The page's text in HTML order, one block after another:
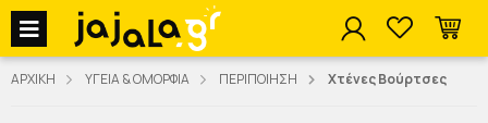
jajala Menu
ΑΡΧΙΚΗ ΥΓΕΙΑ & ΟΜΟΡΦΙΑ ΠΕΡΙΠΟΙΗΣΗ Χτένες Βούρτσες